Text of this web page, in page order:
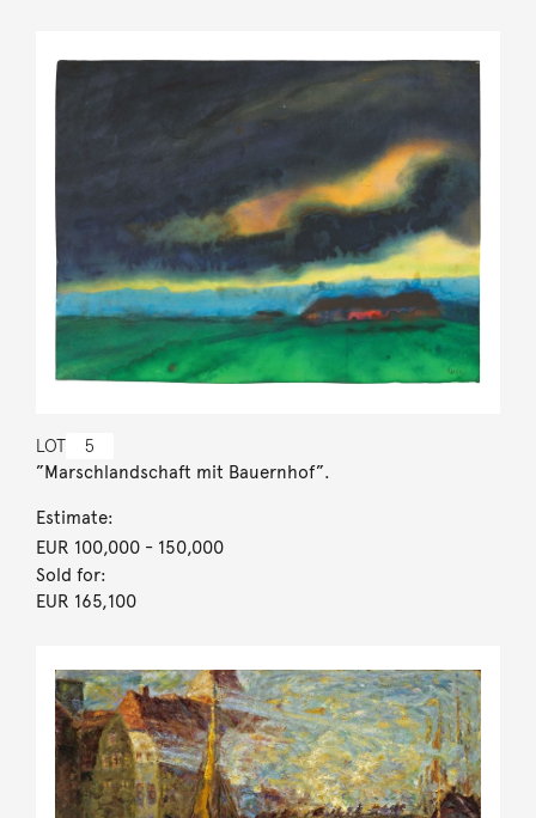
LOT 5
”Marschlandschaft mit Bauernhof”.
Estimate:
EUR 100,000- 150,000
Sold for:
EUR 165,100